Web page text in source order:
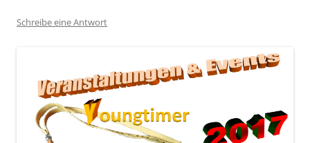
Schreibe eine Antwort